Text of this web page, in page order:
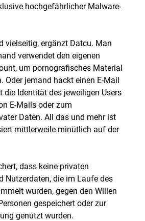
hochgefährlicher Malware-
vielseitig, ergänzt Datcu. Man
verwendet den eigenen
um pornografisches Material
Oder jemand hackt einen E-Mail
die Identität des jeweiligen Users
E-Mails oder zum
Daten. All das und mehr ist
mittlerweile minütlich auf der
dass keine privaten
Nutzerdaten, die im Laufe des
wurden, gegen den Willen
gespeichert oder zur
genutzt wurden.